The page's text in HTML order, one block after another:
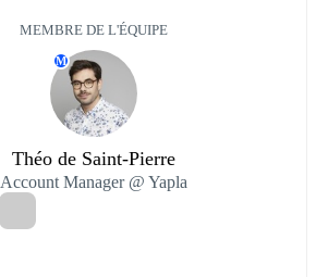
MEMBRE DE L'ÉQUIPE
M
Théo de Saint-Pierre
Account Manager @ Yapla